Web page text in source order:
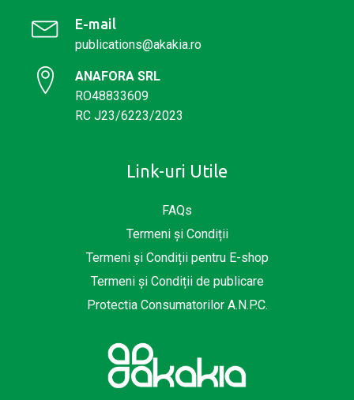
E-mail
publications@akakia.ro
ANAFORA SRL
RO48833609
RC J23/6223/2023
Link-uri Utile
FAQs
Termeni și Condiții
Termeni și Condiții pentru E-shop
Termeni și Condiții de publicare
Protectia Consumatorilor A.N.P.C.